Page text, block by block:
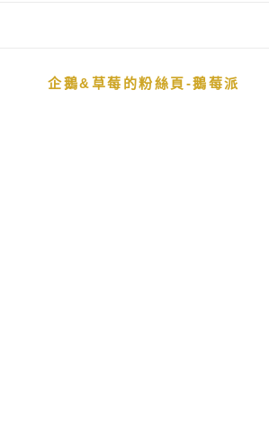
企鵝&草莓的粉絲頁-鵝莓派